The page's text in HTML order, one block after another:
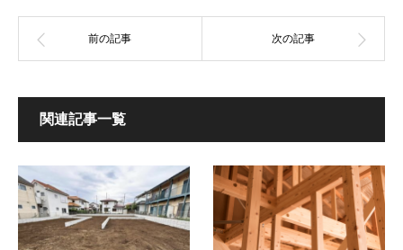
関連記事一覧